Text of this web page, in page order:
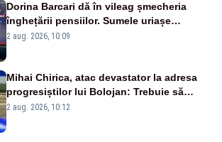
Dorina Barcari dă în vileag șmecheria
înghețării pensiilor. Sumele uriașe
pierdute de fiecare român
2 aug. 2026, 10:09
Mihai Chirica, atac devastator la adresa
progresiștilor lui Bolojan: Trebuie să
protejăm și natura, dar nu șținem omaneii
2 aug. 2026, 10:12